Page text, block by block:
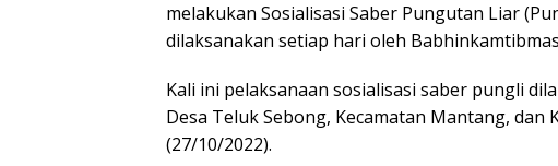
melakukan Sosialisasi Saber Pungutan Liar
dilaksanakan setiap hari oleh
Kali ini pelaksanaan sosialisasi saber pungli
Desa Teluk Sebong, Kecamatan Mantang, dan
(27/10/2022).